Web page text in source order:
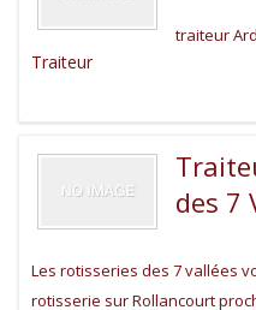
traiteur
Traiteur
des 7
Les rotisseries des 7 vallées
rotisserie sur Rollancourt